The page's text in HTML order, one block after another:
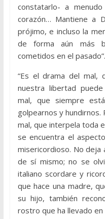
constatarlo- a
corazón… Mantiene a
prójimo, e incluso la
de forma aún más
cometidos en el pasado”.
“Es el drama del mal,
nuestra libertad
mal, que siempre
golpearnos y
mal, que interpela toda
se encuentra el
misericordioso. No deja
de sí mismo; no se
italiano scordare y
que hace una madre,
su hijo, también
rostro que ha llevado en